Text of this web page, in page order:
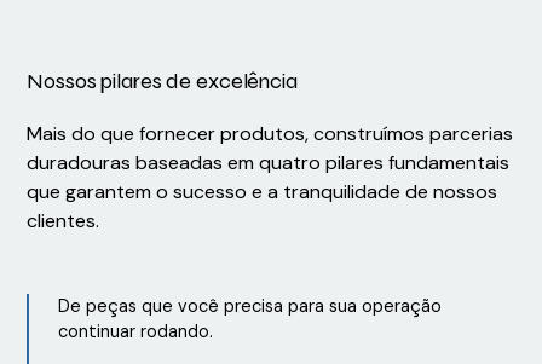
Nossos pilares de excelência
Mais do que fornecer produtos, construímos parcerias
duradouras baseadas em quatro pilares fundamentais
que garantem o sucesso e a tranquilidade de nossos
clientes.
De peças que você precisa para sua operação
continuar rodando.